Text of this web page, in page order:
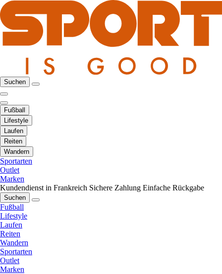
Suchen
Fußball
Lifestyle
Laufen
Reiten
Wandern
Sportarten
Outlet
Marken
Kundendienst in Frankreich Sichere Zahlung Einfache Rückgabe
Suchen
Fußball
Lifestyle
Laufen
Reiten
Wandern
Sportarten
Outlet
Marken